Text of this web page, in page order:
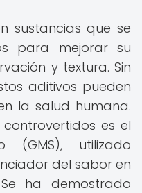
sustancias que se
para mejorar su
y textura. Sin
aditivos pueden
la salud humana.
es el
(GMS), utilizado
del sabor en
ha demostrado